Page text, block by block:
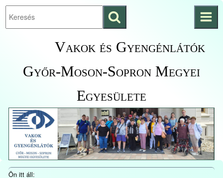
Ugrás a fő
KezdőlapraVakok és Gyengénlátók
Győr-Moson-Sopron Megyei
Egyesülete
Keresés
indítása
Ön itt áll: